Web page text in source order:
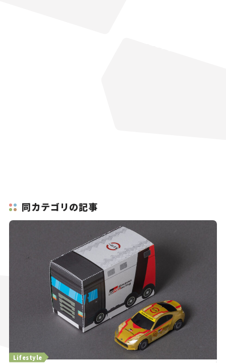
同カテゴリの記事
Lifestyle